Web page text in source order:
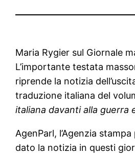
Maria Rygier sul Giornale
L’importante testata
riprende la notizia
traduzione italiana del
italiana davanti alla guerra
AgenParl, l’Agenzia
dato la notizia in questi